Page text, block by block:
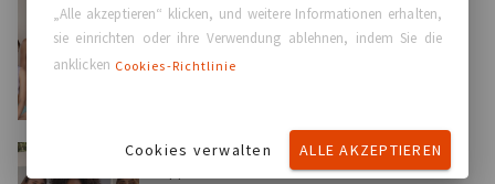
Tipps & Fakten
Fetttransfer vs. Brustimplantate: Was Ist Der
„Alle akzeptieren“ klicken, und weitere Informationen erhalten,
sie einrichten oder ihre Verwendung ablehnen, indem Sie die
anklicken Cookies-Richtlinie
Cookies verwalten ALLE AKZEPTIEREN